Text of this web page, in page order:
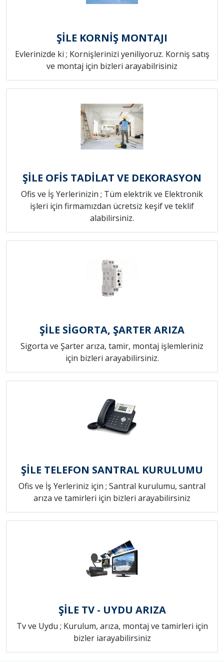
ŞİLE KORNİŞ MONTAJI
Evlerinizde ki ; Kornişlerinizi yeniliyoruz. Korniş satış
ve montaj için bizleri arayabilrisiniz
ŞİLE OFİS TADİLAT VE DEKORASYON
Ofis ve İş Yerlerinizin ; Tüm elektrik ve Elektronik
işleri için firmamızdan ücretsiz keşif ve teklif
alabilirsiniz.
ŞİLE SİGORTA, ŞARTER ARIZA
Sigorta ve Şarter arıza, tamir, montaj işlemleriniz
için bizleri arayabilirsiniz.
ŞİLE TELEFON SANTRAL KURULUMU
Ofis ve İş Yerleriniz için ; Santral kurulumu, santral
arıza ve tamirleri için bizleri arayabilirsiniz
ŞİLE TV - UYDU ARIZA
Tv ve Uydu ; Kurulum, arıza, montaj ve tamirleri için
bizler iarayabilirsiniz